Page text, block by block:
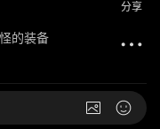
的装备
分享